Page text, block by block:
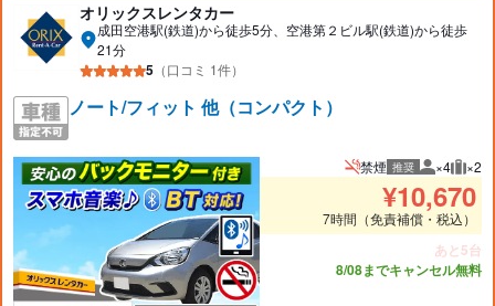
オリックスレンタカー
成田空港駅(鉄道)から徒歩5分、空港第２ビル駅(鉄道)から徒歩
21分
5 （口コミ 1件）
ノート/フィット 他（コンパクト）
禁煙 推奨 推奨人数
×4 推奨
×2
¥10,670
7時間（免責補償・税込）
あと5台
8/08までキャンセル無料